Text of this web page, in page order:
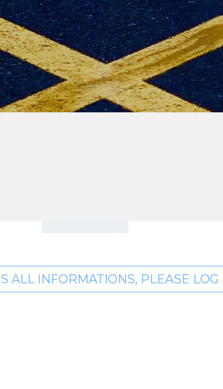
ALL INFORMATIONS, PLEASE LOG